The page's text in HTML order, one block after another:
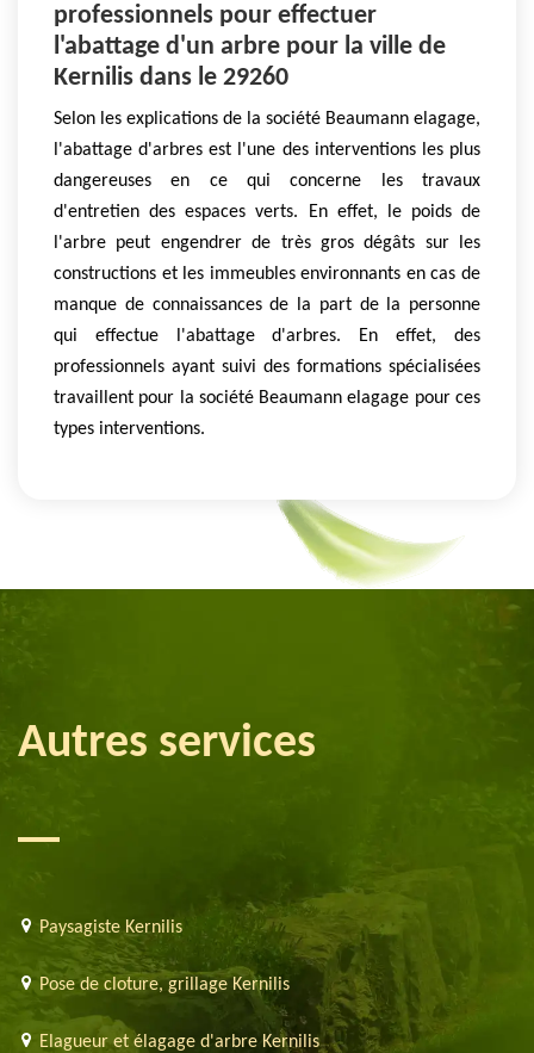
professionnels pour effectuer
l'abattage d'un arbre pour la ville de
Kernilis dans le 29260
Selon les explications de la société Beaumann elagage,
l'abattage d'arbres est l'une des interventions les plus
dangereuses en ce qui concerne les travaux
d'entretien des espaces verts. En effet, le poids de
l'arbre peut engendrer de très gros dégâts sur les
constructions et les immeubles environnants en cas de
manque de connaissances de la part de la personne
qui effectue l'abattage d'arbres. En effet, des
professionnels ayant suivi des formations spécialisées
travaillent pour la société Beaumann elagage pour ces
types interventions.
Autres services
Paysagiste Kernilis
Pose de cloture, grillage Kernilis
Elagueur et élagage d'arbre Kernilis